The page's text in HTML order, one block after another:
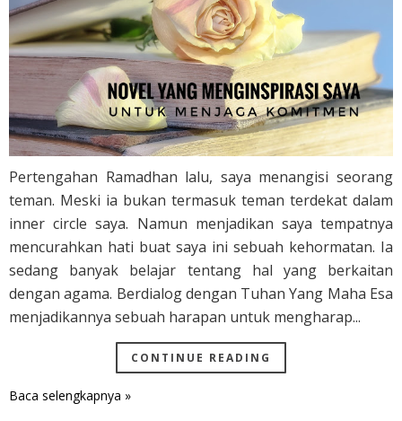
Pertengahan Ramadhan lalu, saya menangisi seorang
teman. Meski ia bukan termasuk teman terdekat dalam
inner circle saya. Namun menjadikan saya tempatnya
mencurahkan hati buat saya ini sebuah kehormatan. Ia
sedang banyak belajar tentang hal yang berkaitan
dengan agama. Berdialog dengan Tuhan Yang Maha Esa
menjadikannya sebuah harapan untuk mengharap...
CONTINUE READING
Baca selengkapnya »